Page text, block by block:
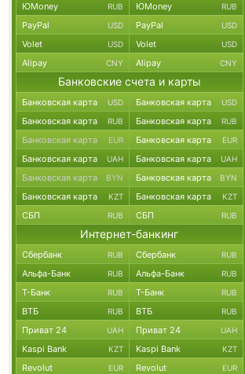
ЮMoney RUB ЮMoney RUB
PayPal USD PayPal USD
Volet USD Volet USD
Alipay CNY Alipay CNY
Банковские счета и карты
Банковская карта USD Банковская карта USD
Банковская карта RUB Банковская карта RUB
Банковская карта EUR Банковская карта EUR
Банковская карта UAH Банковская карта UAH
Банковская карта BYN Банковская карта BYN
Банковская карта KZT Банковская карта KZT
СБП RUB СБП RUB
Интернет-банкинг
Сбербанк RUB Сбербанк RUB
Альфа-Банк RUB Альфа-Банк RUB
Т-Банк RUB Т-Банк RUB
ВТБ RUB ВТБ RUB
Приват 24 UAH Приват 24 UAH
Kaspi Bank KZT Kaspi Bank KZT
Revolut EUR Revolut EUR